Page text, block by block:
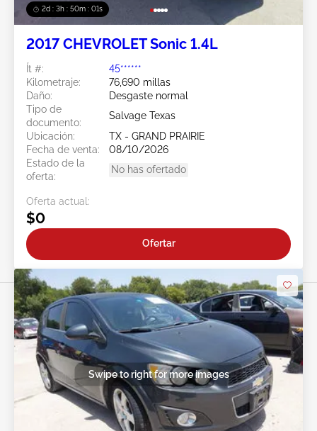
2d : 3h : 49m : 59s
2017 CHEVROLET Sonic 1.4L
Ít #:
45******
Kilometraje:
76,690 millas
Daño:
Desgaste normal
Tipo de
documento:
Salvage Texas
Ubicación:
TX - GRAND PRAIRIE
Fecha de venta:
08/10/2026
Estado de la
oferta:
No has ofertado
Oferta actual:
$0
Ofertar
Swipe to right for more images